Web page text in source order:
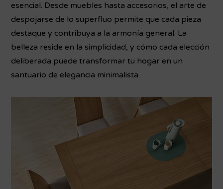
esencial. Desde muebles hasta accesorios, el arte de
despojarse de lo superfluo permite que cada pieza
destaque y contribuya a la armonía general. La
belleza reside en la simplicidad, y cómo cada elección
deliberada puede transformar tu hogar en un
santuario de elegancia minimalista.